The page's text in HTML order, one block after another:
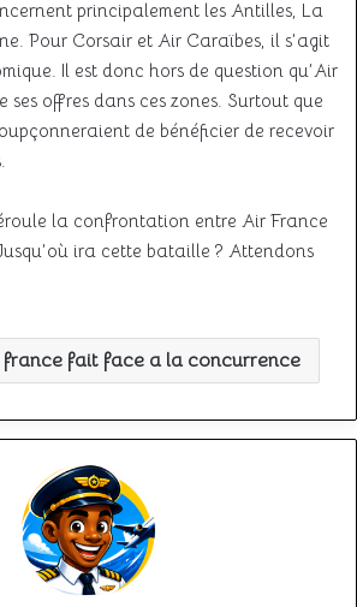
principalement les Antilles, La
Pour Corsair et Air Caraïbes, il s’agit
Il est donc hors de question qu’Air
ses offres dans ces zones. Surtout que
de bénéficier de recevoir
la confrontation entre Air France
ira cette bataille ? Attendons
france fait face a la concurrence